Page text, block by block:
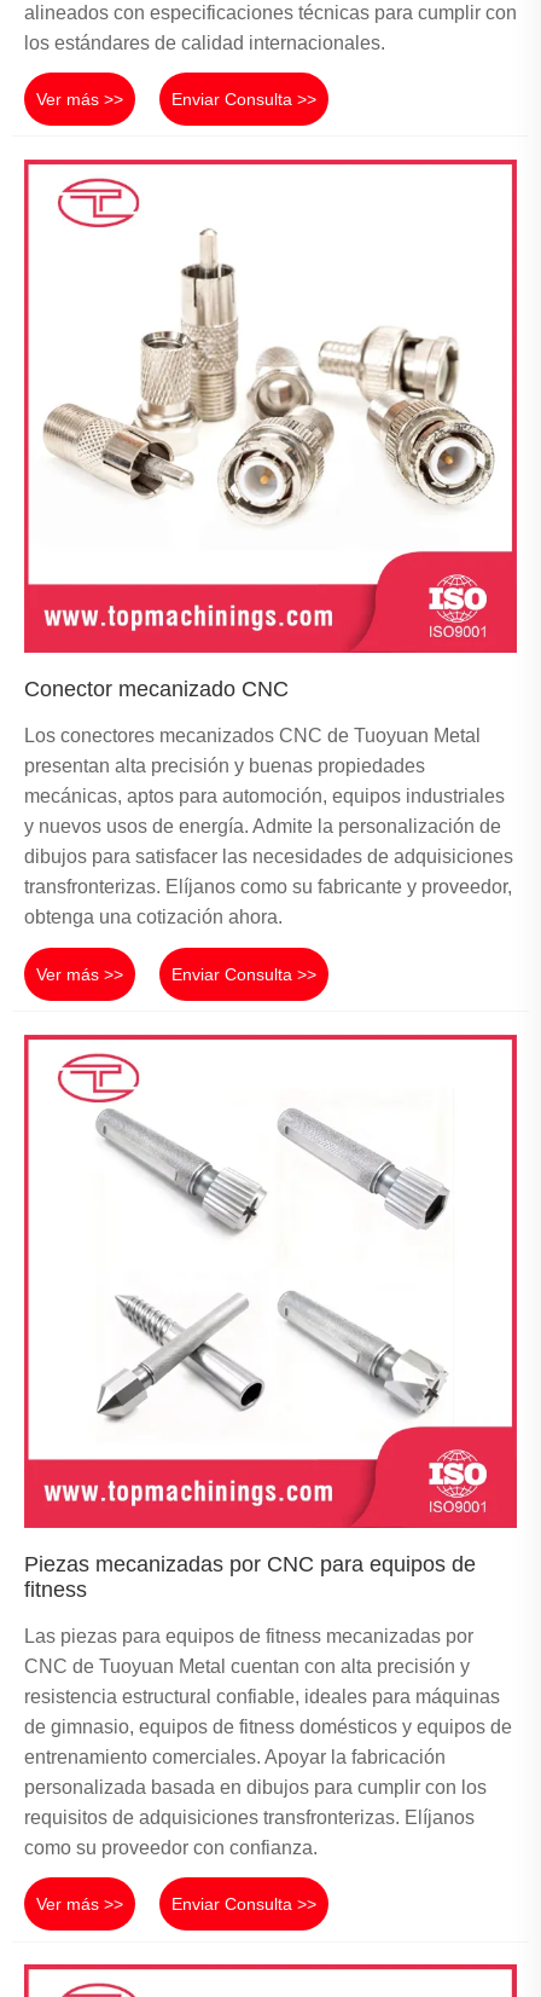
alineados con especificaciones técnicas para cumplir con
los estándares de calidad internacionales.
Ver más >> Enviar Consulta >>
Conector mecanizado CNC
Los conectores mecanizados CNC de Tuoyuan Metal
presentan alta precisión y buenas propiedades
mecánicas, aptos para automoción, equipos industriales
y nuevos usos de energía. Admite la personalización de
dibujos para satisfacer las necesidades de adquisiciones
transfronterizas. Elíjanos como su fabricante y proveedor,
obtenga una cotización ahora.
Ver más >> Enviar Consulta >>
Piezas mecanizadas por CNC para equipos de
fitness
Las piezas para equipos de fitness mecanizadas por
CNC de Tuoyuan Metal cuentan con alta precisión y
resistencia estructural confiable, ideales para máquinas
de gimnasio, equipos de fitness domésticos y equipos de
entrenamiento comerciales. Apoyar la fabricación
personalizada basada en dibujos para cumplir con los
requisitos de adquisiciones transfronterizas. Elíjanos
como su proveedor con confianza.
Ver más >> Enviar Consulta >>